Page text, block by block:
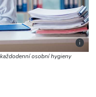
i
osobní hygieny